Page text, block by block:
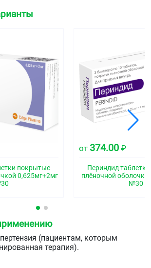
покрытые
0,625мг+2мг
от 374.00 ₽
Периндид
плёночной
№30
(пациентам, которым
терапия).